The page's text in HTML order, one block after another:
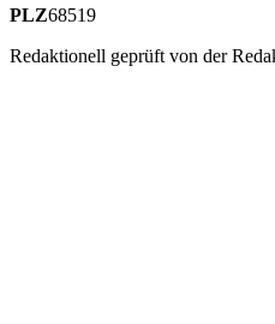
PLZ68519
Redaktionell geprüft von der